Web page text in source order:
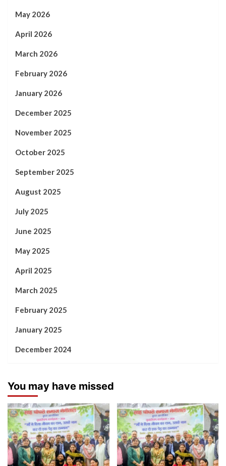
May 2026
April 2026
March 2026
February 2026
January 2026
December 2025
November 2025
October 2025
September 2025
August 2025
July 2025
June 2025
May 2025
April 2025
March 2025
February 2025
January 2025
December 2024
You may have missed